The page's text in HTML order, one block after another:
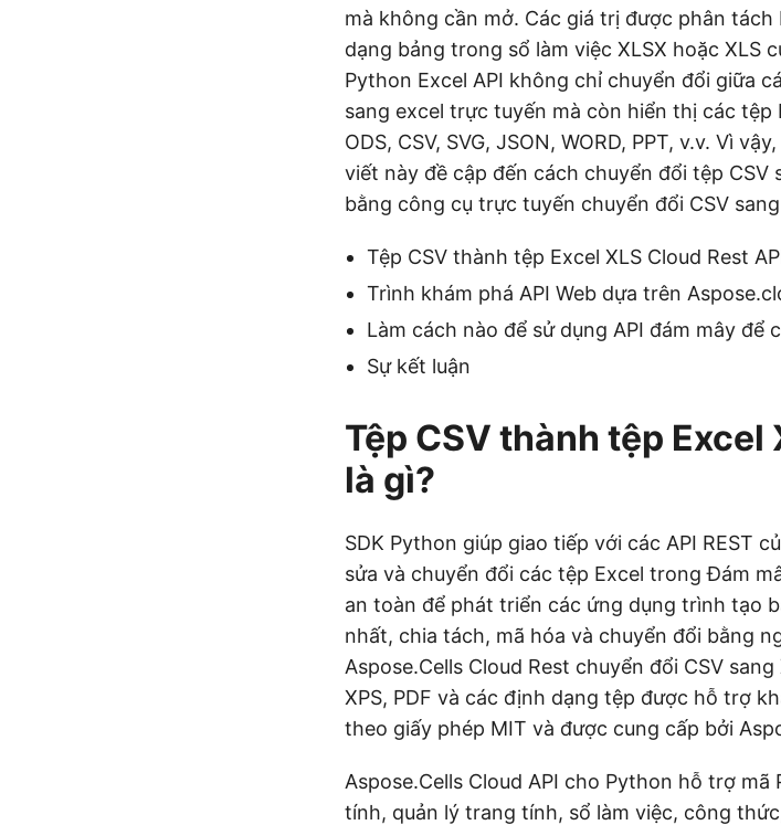
mà không cần mở. Các giá trị được phân
dạng bảng trong sổ làm việc XLSX hoặc XLS
Python Excel API không chỉ chuyển đổi giữa
sang excel trực tuyến mà còn hiển thị các tệp
ODS, CSV, SVG, JSON, WORD, PPT, v.v. Vì
viết này đề cập đến cách chuyển đổi tệp
bằng công cụ trực tuyến chuyển đổi CSV
Tệp CSV thành tệp Excel XLS Cloud Rest
Trình khám phá API Web dựa trên
Làm cách nào để sử dụng API đám mây để
Sự kết luận
Tệp CSV thành tệp Excel
là gì?
SDK Python giúp giao tiếp với các API REST
sửa và chuyển đổi các tệp Excel trong Đám
an toàn để phát triển các ứng dụng trình tạo
nhất, chia tách, mã hóa và chuyển đổi bằng
Aspose.Cells Cloud Rest chuyển đổi CSV sang
XPS, PDF và các định dạng tệp được hỗ trợ
theo giấy phép MIT và được cung cấp bởi
Aspose.Cells Cloud API cho Python hỗ trợ
tính, quản lý trang tính, sổ làm việc, công